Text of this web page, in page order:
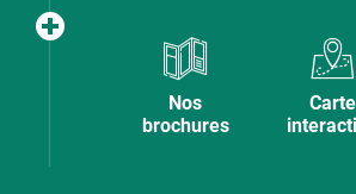
Nos
brochures
Carte